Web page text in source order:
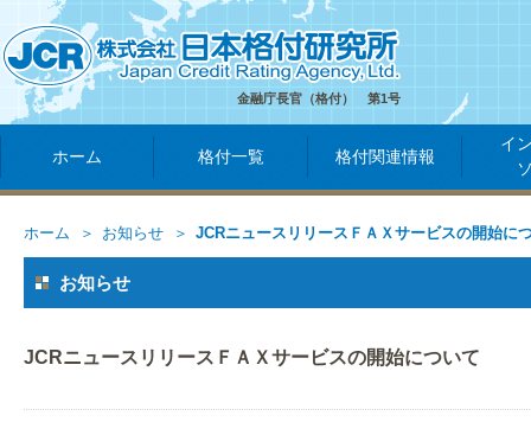
金融庁長官（格付） 第1号
ホーム 格付一覧 格付関連情報
イ
ホーム お知らせ JCRニュースリリースＦＡＸサービスの開始に
お知らせ
JCRニュースリリースＦＡＸサービスの開始について